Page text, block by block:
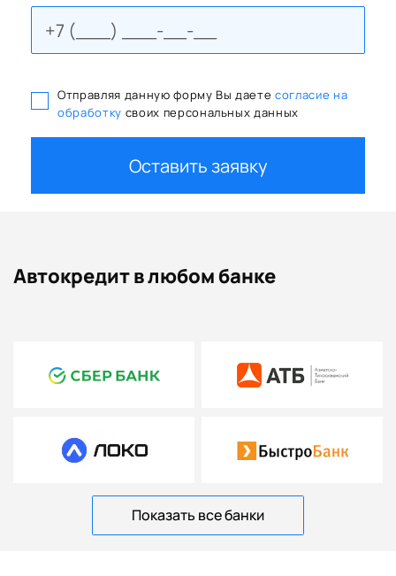
Отправляя данную форму Вы даете согласие на
обработку своих персональных данных
Оставить заявку
Автокредит в любом банке
Показать все банки